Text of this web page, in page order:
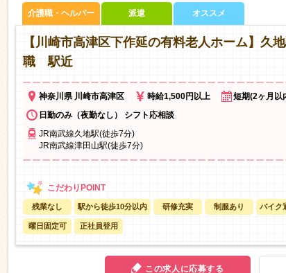
介護職・ヘルパー 派遣 オススメ
【川崎市高津区下作延の有料老人ホーム】久
職 駅近
神奈川県 川崎市高津区 時給1,500円以上
短期(2ヶ月以
日勤のみ（夜勤なし） シフト応相談
JR南武線久地駅(徒歩7分)
JR南武線津田山駅(徒歩7分)
残業なし 駅から徒歩10分以内 研修充実 制服あり バイク
曜日固定可 正社員登用
この求人に応募する